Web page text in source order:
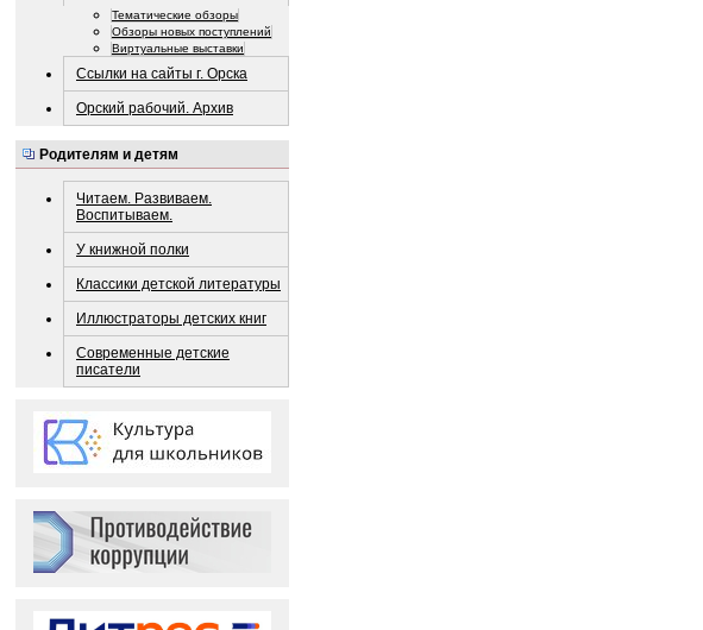
Тематические обзоры
Обзоры новых поступлений
Виртуальные выставки
Ссылки на сайты г. Орска
Орский рабочий. Архив
Родителям и детям
Читаем. Развиваем.
Воспитываем.
У книжной полки
Классики детской литературы
Иллюстраторы детских книг
Современные детские
писатели